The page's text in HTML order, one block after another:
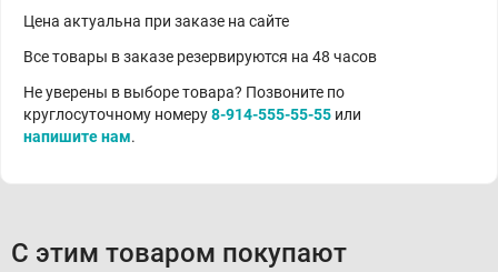
Цена актуальна при заказе на сайте
Все товары в заказе резервируются на 48 часов
Не уверены в выборе товара? Позвоните по
круглосуточному номеру8-914-555-55-55 или
напишите нам.
С этим товаром покупают